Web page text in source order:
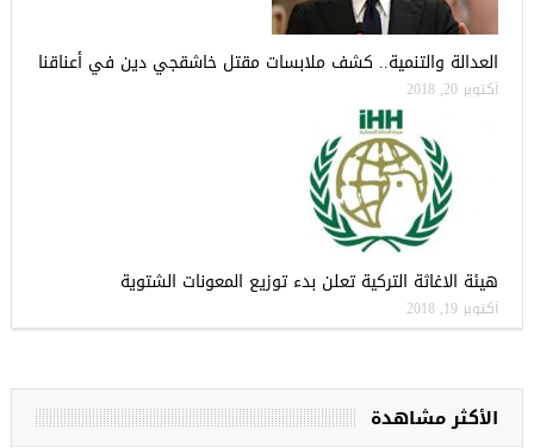
العدالة والتنمية.. كشف ملابسات مقتل خاشقجي دين في أعناقنا
أكتوبر 20, 2018
هيئة الاغاثة التركية تعلن بدء توزيع المعونات الشتوية
أكتوبر 19, 2018
الأكثر مشاهدة